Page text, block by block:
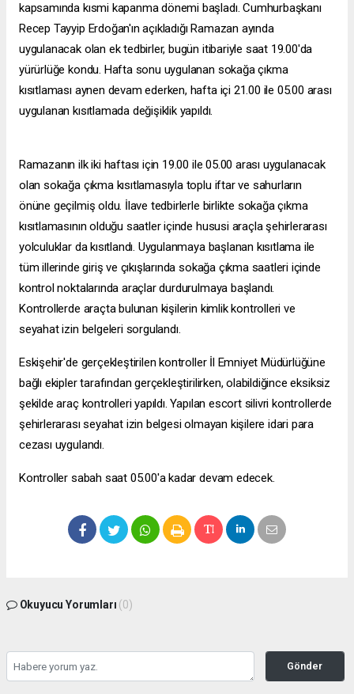
kapsamında kısmi kapanma dönemi başladı. Cumhurbaşkanı
Recep Tayyip Erdoğan'ın açıkladığı Ramazan ayında
uygulanacak olan ek tedbirler, bugün itibariyle saat 19.00'da
yürürlüğe kondu. Hafta sonu uygulanan sokağa çıkma
kısıtlaması aynen devam ederken, hafta içi 21.00 ile 05.00 arası
uygulanan kısıtlamada değişiklik yapıldı.
Ramazanın ilk iki haftası için 19.00 ile 05.00 arası uygulanacak
olan sokağa çıkma kısıtlamasıyla toplu iftar ve sahurların
önüne geçilmiş oldu. İlave tedbirlerle birlikte sokağa çıkma
kısıtlamasının olduğu saatler içinde hususi araçla şehirlerarası
yolculuklar da kısıtlandı. Uygulanmaya başlanan kısıtlama ile
tüm illerinde giriş ve çıkışlarında sokağa çıkma saatleri içinde
kontrol noktalarında araçlar durdurulmaya başlandı.
Kontrollerde araçta bulunan kişilerin kimlik kontrolleri ve
seyahat izin belgeleri sorgulandı.
Eskişehir'de gerçekleştirilen kontroller İl Emniyet Müdürlüğüne
bağlı ekipler tarafından gerçekleştirilirken, olabildiğince eksiksiz
şekilde araç kontrolleri yapıldı. Yapılan escort silivri kontrollerde
şehirlerarası seyahat izin belgesi olmayan kişilere idari para
cezası uygulandı.
Kontroller sabah saat 05.00'a kadar devam edecek.
Okuyucu Yorumları (0)
Gönder